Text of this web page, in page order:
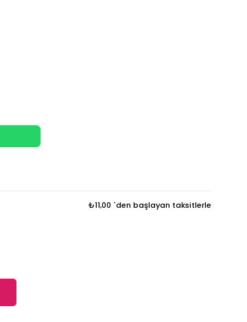
₺11,00 `den başlayan taksitlerle